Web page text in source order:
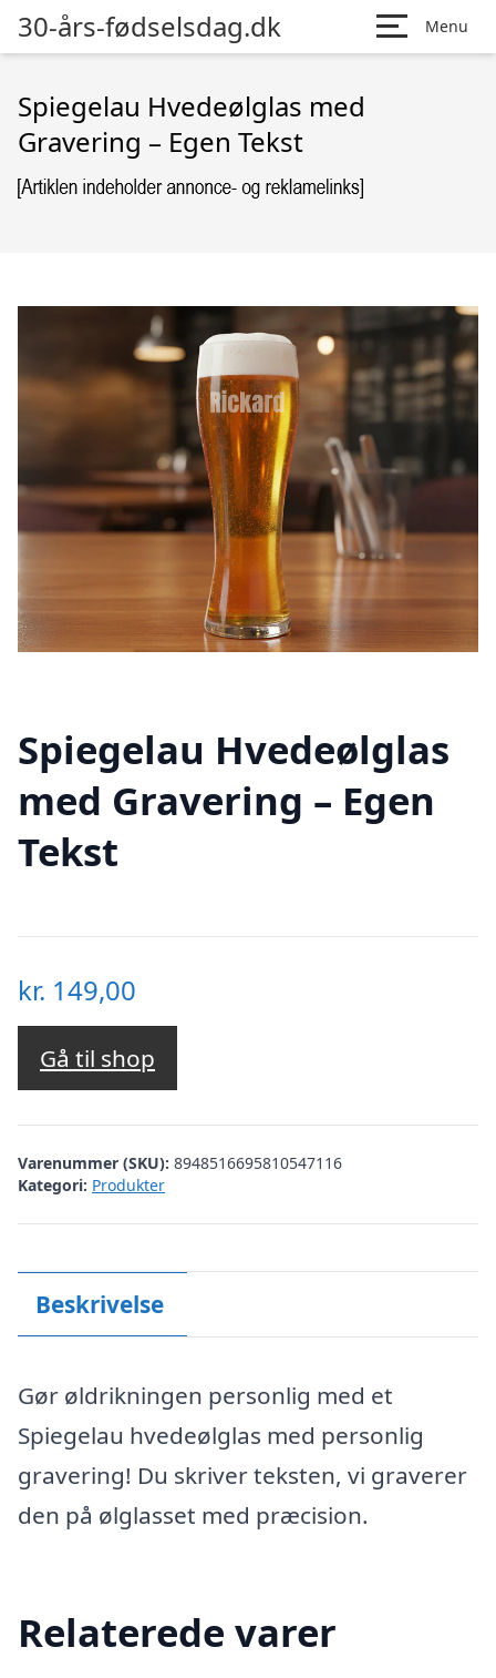
30-års-fødselsdag.dk Menu
Spiegelau Hvedeølglas med
Gravering – Egen Tekst
Spiegelau Hvedeølglas
med Gravering – Egen
Tekst
kr. 149,00
Gå til shop
Varenummer (SKU): 8948516695810547116
Kategori: Produkter
Beskrivelse
Gør øldrikningen personlig med et
Spiegelau hvedeølglas med personlig
gravering! Du skriver teksten, vi graverer
den på ølglasset med præcision.
Relaterede varer